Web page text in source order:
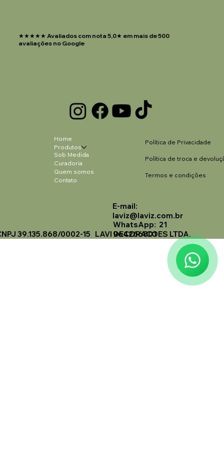
🗓️ Opening Hours: Mon-Fri 9:00 - 16:00
Laviz Home Decor
Home
Produtos
Sob Medida
Curadoria
Quem somos
Contato
Política de Privacidade
Política de troca e
Termos e condições
★★★★★ Avaliados com nota 5,0★ em mais de 500
avaliações no Google
E-mail:
laviz@laviz.com.br
WhatsApp: 21
964266801
39.135.868/0002-15 LAVI DECORACOES LTDA.